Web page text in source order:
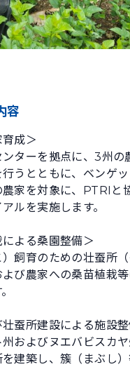
容
成＞
ターを拠点に、3州の
うとともに、ベンゲ
農家を対象に、PTRIと
ルを実施します。
よる桑園整備＞
飼育のための壮蚕所（
び農家への桑苗植栽
壮蚕所建設による施設
およびヌエバビスカ
建築し、簇（まぶし